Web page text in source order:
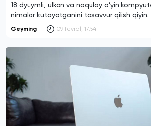
18 dyuymli, ulkan va noqulay oʻyin
nimalar kutayotganini tasavvur qilish qiyin.
Geyming 09 fevral, 17:54